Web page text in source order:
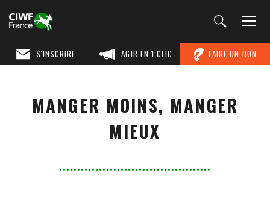
FAIRE UN DON
AGIR EN 1 CLIC
S'INSCRIRE
MANGER MOINS, MANGER
MIEUX